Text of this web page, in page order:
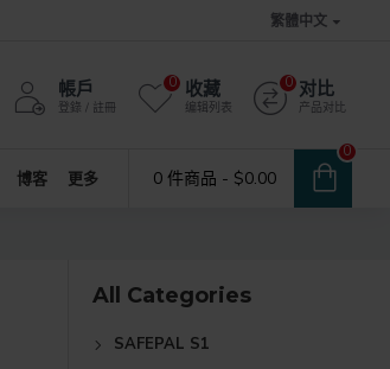
繁體中文
帳戶
登錄 / 註冊
收藏
编辑列表
0 对比
产品对比
0
博客 更多 0 件商品 - $0.00
0
All Categories
SAFEPAL S1